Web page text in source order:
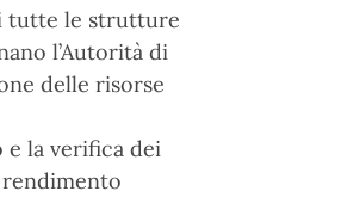
tutte le strutture
l’Autorità di
delle risorse
la verifica dei